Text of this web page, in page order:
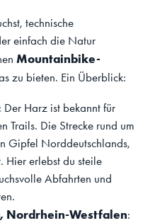
technische
einfach die Natur
Mountainbike-
zu bieten. Ein Überblick:
: Der Harz ist bekannt für
Trails. Die Strecke rund um
Gipfel Norddeutschlands,
Hier erlebst du steile
Abfahrten und
Nordrhein-Westfalen: